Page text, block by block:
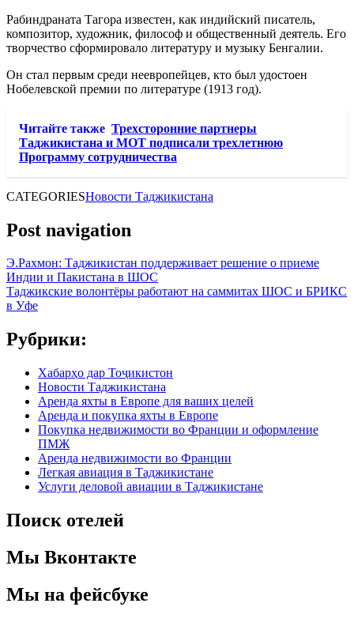
Рабиндраната Тагора известен, как индийский писатель,
композитор, художник, философ и общественный деятель. Его
творчество сформировало литературу и музыку Бенгалии.
Он стал первым среди неевропейцев, кто был удостоен
Нобелевской премии по литературе (1913 год).
Читайте также Трехсторонние партнеры
Таджикистана и МОТ подписали трехлетнюю
Программу сотрудничества
CATEGORIESНовости Таджикистана
Post navigation
Э.Рахмон: Таджикистан поддерживает решение о приеме
Индии и Пакистана в ШОС
Таджикские волонтёры работают на саммитах ШОС и БРИКС
в Уфе
Рубрики:
Хабарҳо дар Тоҷикистон
Новости Таджикистана
Аренда яхты в Европе для ваших целей
Аренда и покупка яхты в Европе
Покупка недвижимости во Франции и оформление
ПМЖ
Аренда недвижимости во Франции
Легкая авиация в Таджикистане
Услуги деловой авиации в Таджикистане
Поиск отелей
Мы Вконтакте
Мы на фейсбуке